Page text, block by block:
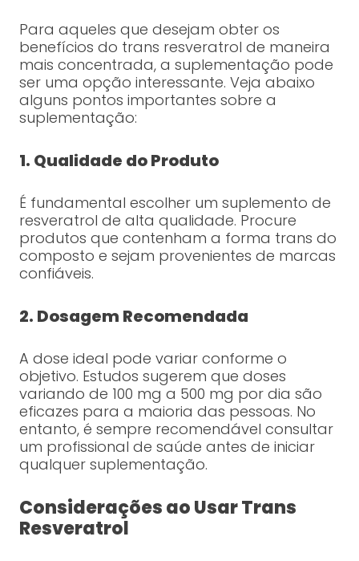
Para aqueles que desejam obter os
benefícios do trans resveratrol de maneira
mais concentrada, a suplementação pode
ser uma opção interessante. Veja abaixo
alguns pontos importantes sobre a
suplementação:
1. Qualidade do Produto
É fundamental escolher um suplemento de
resveratrol de alta qualidade. Procure
produtos que contenham a forma trans do
composto e sejam provenientes de marcas
confiáveis.
2. Dosagem Recomendada
A dose ideal pode variar conforme o
objetivo. Estudos sugerem que doses
variando de 100 mg a 500 mg por dia são
eficazes para a maioria das pessoas. No
entanto, é sempre recomendável consultar
um profissional de saúde antes de iniciar
qualquer suplementação.
Considerações ao Usar Trans
Resveratrol